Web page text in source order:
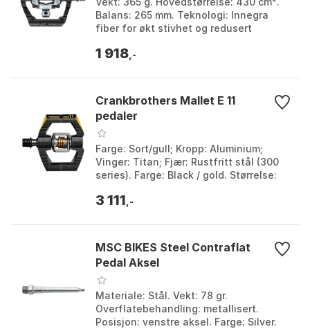
Balans: 265 mm. Teknologi: Innegra
fiber for økt stivhet og redusert
Red, Royal blue...
1 918 ,-
Crankbrothers Mallet E 11
pedaler
Farge: Sort/gull; Kropp: Aluminium;
Vinger: Titan; Fjær: Rustfritt stål (300
series). Farge: Black / gold. Størrelse:
3 111 ,-
MSC BIKES Steel Contraflat
Pedal Aksel
Materiale: Stål. Vekt: 78 gr.
Overflatebehandling: metallisert.
Posisjon: venstre aksel. Farge: Silver.